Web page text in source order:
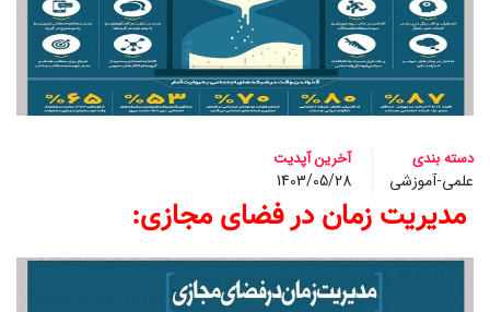
دسته بندی
علمی-آموزشی
آخرین آپدیت
1403/05/28
مدیریت زمان در فضای مجازی: